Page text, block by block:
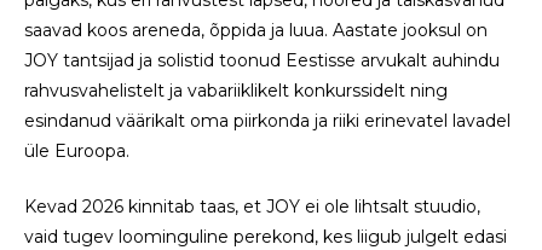
saavad koos areneda, õppida ja luua. Aastate jooksul on
JOY tantsijad ja solistid toonud Eestisse arvukalt auhindu
rahvusvahelistelt ja vabariiklikelt konkurssidelt ning
esindanud väärikalt oma piirkonda ja riiki erinevatel lavadel
üle Euroopa.
Kevad 2026 kinnitab taas, et JOY ei ole lihtsalt stuudio,
vaid tugev loominguline perekond, kes liigub julgelt edasi